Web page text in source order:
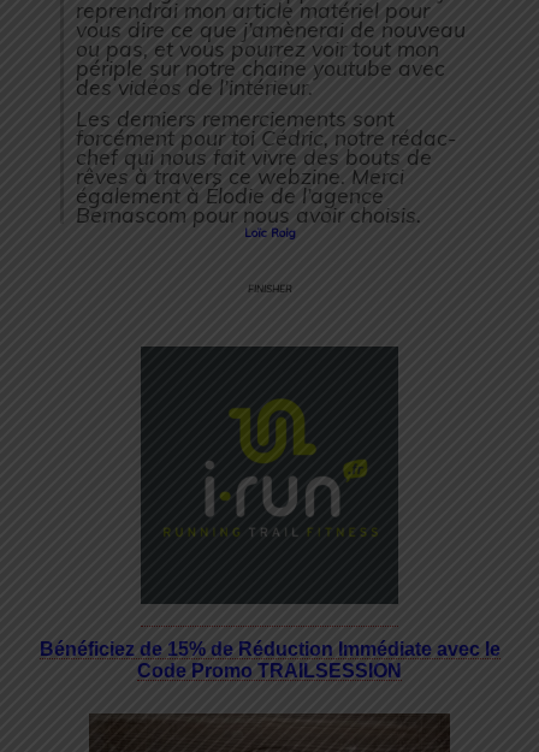
reprendrai mon article matériel pour
vous dire ce que j’amènerai de nouveau
ou pas, et vous pourrez voir tout mon
périple sur notre chaine youtube avec
des vidéos de l’intérieur.
Les derniers remerciements sont
forcément pour toi Cédric, notre rédac-
chef qui nous fait vivre des bouts de
rêves à travers ce webzine. Merci
également à Élodie de l’agence
Bernascom pour nous avoir choisis.
Loïc Roig
FINISHER
Bénéficiez de 15% de Réduction Immédiate avec le
Code Promo TRAILSESSION